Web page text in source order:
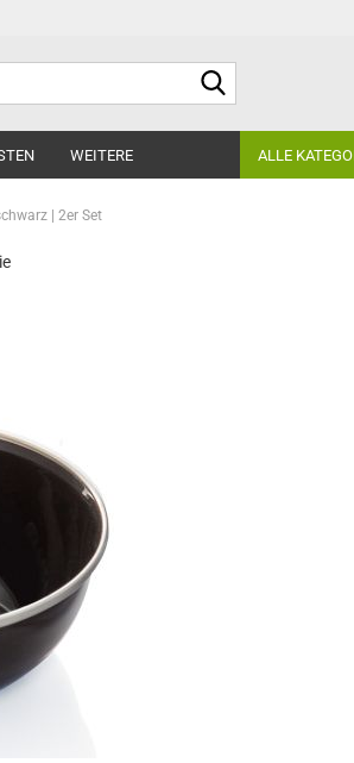
ALLE
WEITERE
| 2er Set